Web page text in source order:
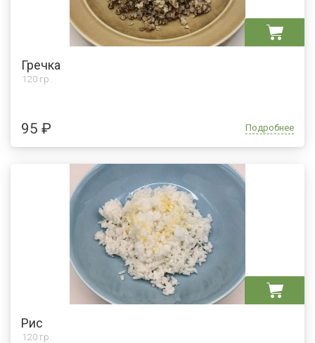
Гречка
120 гр.
95 ₽ Подробнее
Рис
120 гр.